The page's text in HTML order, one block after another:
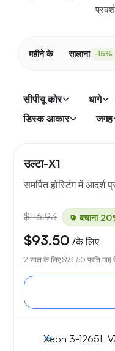
महीने के सालाना -15%
सीपीयू कोर धागे
डिस्क आकार
जगह
उल्टा-X1
समर्पित होस्टिंग में आदर्श
$116.93 बचाना
$93.50 /के लिए
2 साल के लिए $93.50 प्रति
Xeon 3-1265L